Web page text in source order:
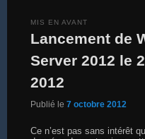
Lancement de
Server 2012 le
2012
MIS EN AVANT
Publié le 7 octobre 2012
Ce n’est pas sans intérêt